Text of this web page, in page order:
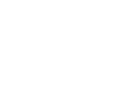
görenlerden
Çünkü
sadırlarında
bitenden
Yine İslam